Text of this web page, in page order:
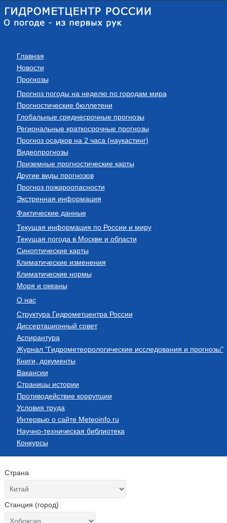
Главная
Новости
Прогнозы
Прогноз погоды на неделю по городам мира
Прогностические бюллетени
Глобальные среднесрочные прогнозы
Региональные краткосрочные прогнозы
Прогноз осадков на 2 часа (наукастинг)
Видеопрогнозы
Приземные прогностические карты
Другие виды прогнозов
Прогноз пожароопасности
Экстренная информация
Фактические данные
Текущая информация по России и миру
Текущая погода в Москве и области
Синоптические карты
Климатические изменения
Климатические нормы
Моря и океаны
О нас
Структура Гидрометцентра России
Диссертационный совет
Аспирантура
Журнал "Гидрометеорологические исследования и прогнозы"
Книги, документы
Вакансии
Страницы истории
Противодействие коррупции
Условия труда
Интервью о сайте Meteoinfo.ru
Научно-техническая библиотека
Конкурсы
Страна
Станция (город)